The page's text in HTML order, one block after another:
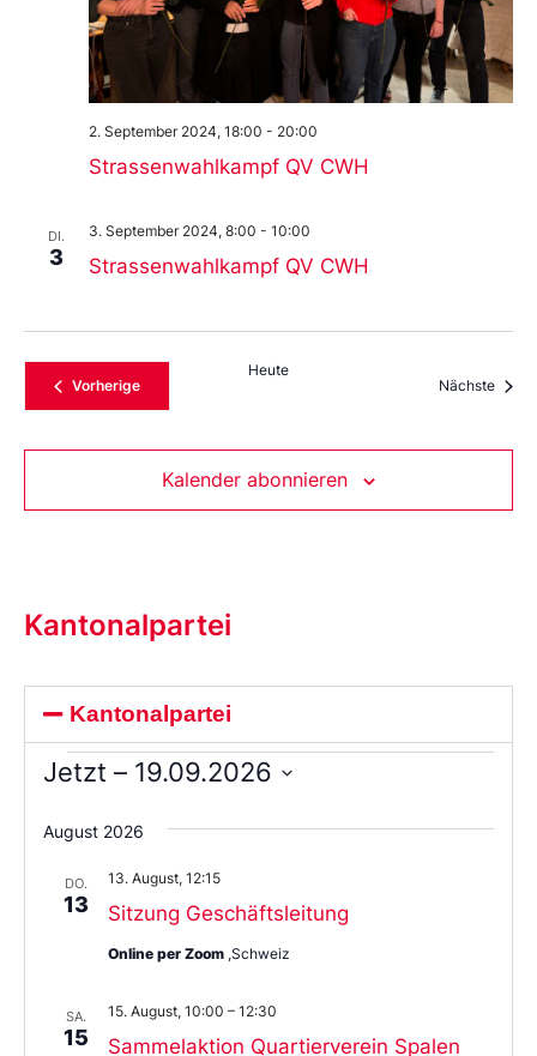
Strassenwahlkampf QV CWH
2. September 2024, 18:00 - 20:00
DI.
3 Strassenwahlkampf QV CWH
3. September 2024, 8:00 - 10:00
VorherigeVeranstaltungen
Heute
Nächste
Kalender abonnieren
Kantonalpartei
Kantonalpartei
Jetzt – 19.09.2026
Sie
das
aus.
August 2026
DO.
13 Sitzung Geschäftsleitung
13. August, 12:15
Online per Zoom ,Schweiz
SA.
15 Sammelaktion Quartierverein Spalen
15. August, 10:00 – 12:30